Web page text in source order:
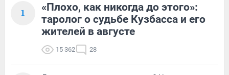
1
«Плохо, как никогда до этого»:
таролог о судьбе Кузбасса и его
жителей в августе
15 362 28